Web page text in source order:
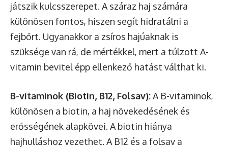
játszik kulcsszerepet. A száraz haj számára
különösen fontos, hiszen segít hidratálni a
fejbőrt. Ugyanakkor a zsíros hajúaknak is
szüksége van rá, de mértékkel, mert a túlzott A-
vitamin bevitel épp ellenkező hatást válthat ki.
B-vitaminok (Biotin, B12, Folsav):A B-vitaminok,
különösen a biotin, a haj növekedésének és
erősségének alapkövei. A biotin hiánya
hajhulláshoz vezethet. A B12 és a folsav a